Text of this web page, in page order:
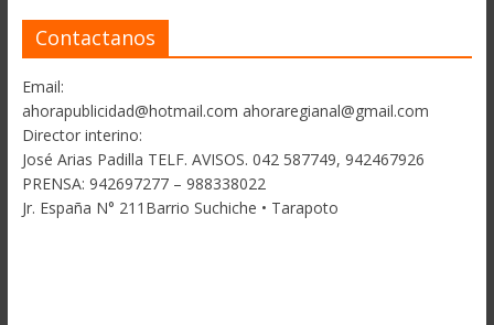
Contactanos
Email:
ahorapublicidad@hotmail.com ahoraregianal@gmail.com
Director interino:
José Arias Padilla TELF. AVISOS. 042 587749, 942467926
PRENSA: 942697277 – 988338022
Jr. España N° 211Barrio Suchiche • Tarapoto